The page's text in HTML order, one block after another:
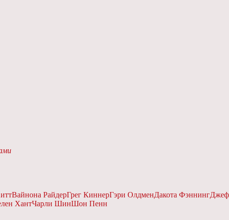
Вайнона РайдерГрег КиннерГэри ОлдменДакота Фэннинг
ХантЧарли ШинШон Пенн